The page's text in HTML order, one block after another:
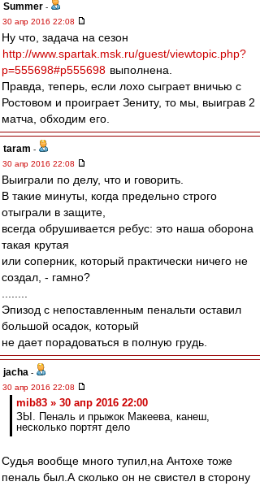
Summer -
30 апр 2016 22:08
Ну что, задача на сезон
http://www.spartak.msk.ru/guest/viewtopic.php?
p=555698#p555698 выполнена.
Правда, теперь, если лохо сыграет вничью с
Ростовом и проиграет Зениту, то мы, выиграв 2
матча, обходим его.
taram -
30 апр 2016 22:08
Выиграли по делу, что и говорить.
В такие минуты, когда предельно строго
отыграли в защите,
всегда обрушивается ребус: это наша оборона
такая крутая
или соперник, который практически ничего не
создал, - гамно?
Эпизод с непоставленным пенальти оставил
большой осадок, который
не дает порадоваться в полную грудь.
jacha -
30 апр 2016 22:08
mib83 » 30 апр 2016 22:00
ЗЫ. Пеналь и прыжок Макеева, канеш,
несколько портят дело
Судья вообще много тупил,на Антохе тоже
пеналь был.А сколько он не свистел в сторону